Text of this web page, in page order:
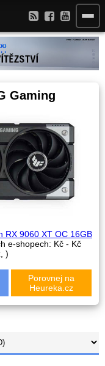
Gaming
RX 9060 XT OC 16GB
e-shopech: Kč - Kč
)
Porovnej na
Heureka.cz